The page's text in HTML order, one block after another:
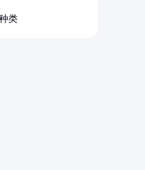
类